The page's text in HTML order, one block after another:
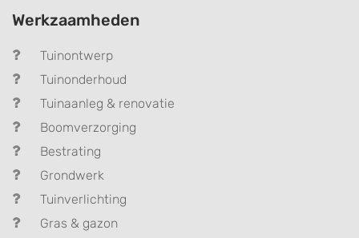
Werkzaamheden
Tuinontwerp
Tuinonderhoud
Tuinaanleg & renovatie
Boomverzorging
Bestrating
Grondwerk
Tuinverlichting
Gras & gazon